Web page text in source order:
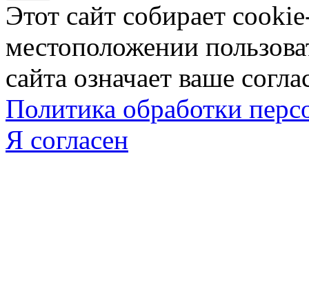
Этот сайт собирает
местоположении
сайта означает ваше
Политика обработки
Я согласен